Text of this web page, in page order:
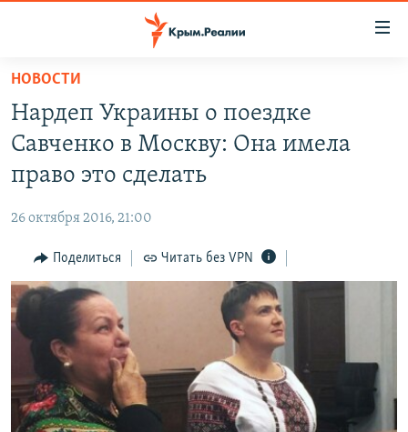
Вернуться
основному
содержанию
главной
навигации
Вернутся
поиску
СПЕЦПРОЕКТЫ
11 ЛЕТ ОККУПАЦИИ КРЫМА. 11 ИСТОРИЙ СОПРОТИВЛЕНИЯ
ЕЩЕ
ИНТЕРАКТИВ
ИНФОГРАФИКА
ТЕЛЕПРОЕКТ КРЫМ.РЕАЛИИ
СОВЕТЫ ПРАВОЗАЩИТНИКОВ
ПРОПАВШИЕ БЕЗ ВЕСТИ
ПОБЕДИТЕЛЕЙ НЕ СУДЯТ?
РАДІО СВОБОДА
КАК ОБОЙТИ БЛОКИРОВКУ
Українською
Qırımtatar
ПРИСОЕДИНЯЙТЕСЬ!
НОВОСТИ
Нардеп Украины о поездке
Савченко в Москву: Она имела
право это сделать
26 октября 2016, 21:00
Поделиться Читать без VPN